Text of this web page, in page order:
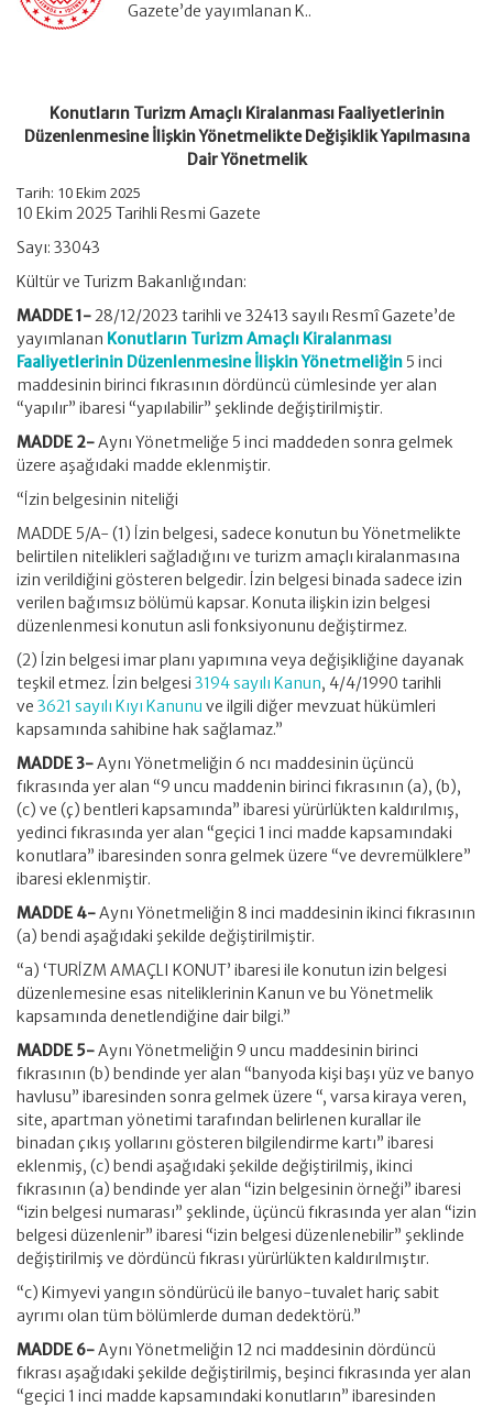
Gazete’de yayımlanan K..
Konutların Turizm Amaçlı Kiralanması Faaliyetlerinin
Düzenlenmesine İlişkin Yönetmelikte Değişiklik Yapılmasına
Dair Yönetmelik
Tarih: 10 Ekim 2025
10 Ekim 2025 Tarihli Resmi Gazete
Sayı: 33043
Kültür ve Turizm Bakanlığından:
MADDE 1-28/12/2023 tarihli ve 32413 sayılı Resmî Gazete’de
yayımlanan Konutların Turizm Amaçlı Kiralanması
Faaliyetlerinin Düzenlenmesine İlişkin Yönetmeliğin 5 inci
maddesinin birinci fıkrasının dördüncü cümlesinde yer alan
“yapılır” ibaresi “yapılabilir” şeklinde değiştirilmiştir.
MADDE 2-Aynı Yönetmeliğe 5 inci maddeden sonra gelmek
üzere aşağıdaki madde eklenmiştir.
“İzin belgesinin niteliği
MADDE 5/A- (1) İzin belgesi, sadece konutun bu Yönetmelikte
belirtilen nitelikleri sağladığını ve turizm amaçlı kiralanmasına
izin verildiğini gösteren belgedir. İzin belgesi binada sadece izin
verilen bağımsız bölümü kapsar. Konuta ilişkin izin belgesi
düzenlenmesi konutun asli fonksiyonunu değiştirmez.
(2) İzin belgesi imar planı yapımına veya değişikliğine dayanak
teşkil etmez. İzin belgesi 3194 sayılı Kanun, 4/4/1990 tarihli
ve 3621 sayılı Kıyı Kanunu ve ilgili diğer mevzuat hükümleri
kapsamında sahibine hak sağlamaz.”
MADDE 3-Aynı Yönetmeliğin 6 ncı maddesinin üçüncü
fıkrasında yer alan “9 uncu maddenin birinci fıkrasının (a), (b),
(c) ve (ç) bentleri kapsamında” ibaresi yürürlükten kaldırılmış,
yedinci fıkrasında yer alan “geçici 1 inci madde kapsamındaki
konutlara” ibaresinden sonra gelmek üzere “ve devremülklere”
ibaresi eklenmiştir.
MADDE 4-Aynı Yönetmeliğin 8 inci maddesinin ikinci fıkrasının
(a) bendi aşağıdaki şekilde değiştirilmiştir.
“a) ‘TURİZM AMAÇLI KONUT’ ibaresi ile konutun izin belgesi
düzenlemesine esas niteliklerinin Kanun ve bu Yönetmelik
kapsamında denetlendiğine dair bilgi.”
MADDE 5-Aynı Yönetmeliğin 9 uncu maddesinin birinci
fıkrasının (b) bendinde yer alan “banyoda kişi başı yüz ve banyo
havlusu” ibaresinden sonra gelmek üzere “, varsa kiraya veren,
site, apartman yönetimi tarafından belirlenen kurallar ile
binadan çıkış yollarını gösteren bilgilendirme kartı” ibaresi
eklenmiş, (c) bendi aşağıdaki şekilde değiştirilmiş, ikinci
fıkrasının (a) bendinde yer alan “izin belgesinin örneği” ibaresi
“izin belgesi numarası” şeklinde, üçüncü fıkrasında yer alan “izin
belgesi düzenlenir” ibaresi “izin belgesi düzenlenebilir” şeklinde
değiştirilmiş ve dördüncü fıkrası yürürlükten kaldırılmıştır.
“c) Kimyevi yangın söndürücü ile banyo-tuvalet hariç sabit
ayrımı olan tüm bölümlerde duman dedektörü.”
MADDE 6-Aynı Yönetmeliğin 12 nci maddesinin dördüncü
fıkrası aşağıdaki şekilde değiştirilmiş, beşinci fıkrasında yer alan
“geçici 1 inci madde kapsamındaki konutların” ibaresinden